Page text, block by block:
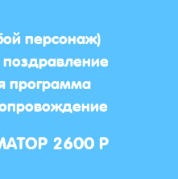
персонаж)
программа
2600 Р